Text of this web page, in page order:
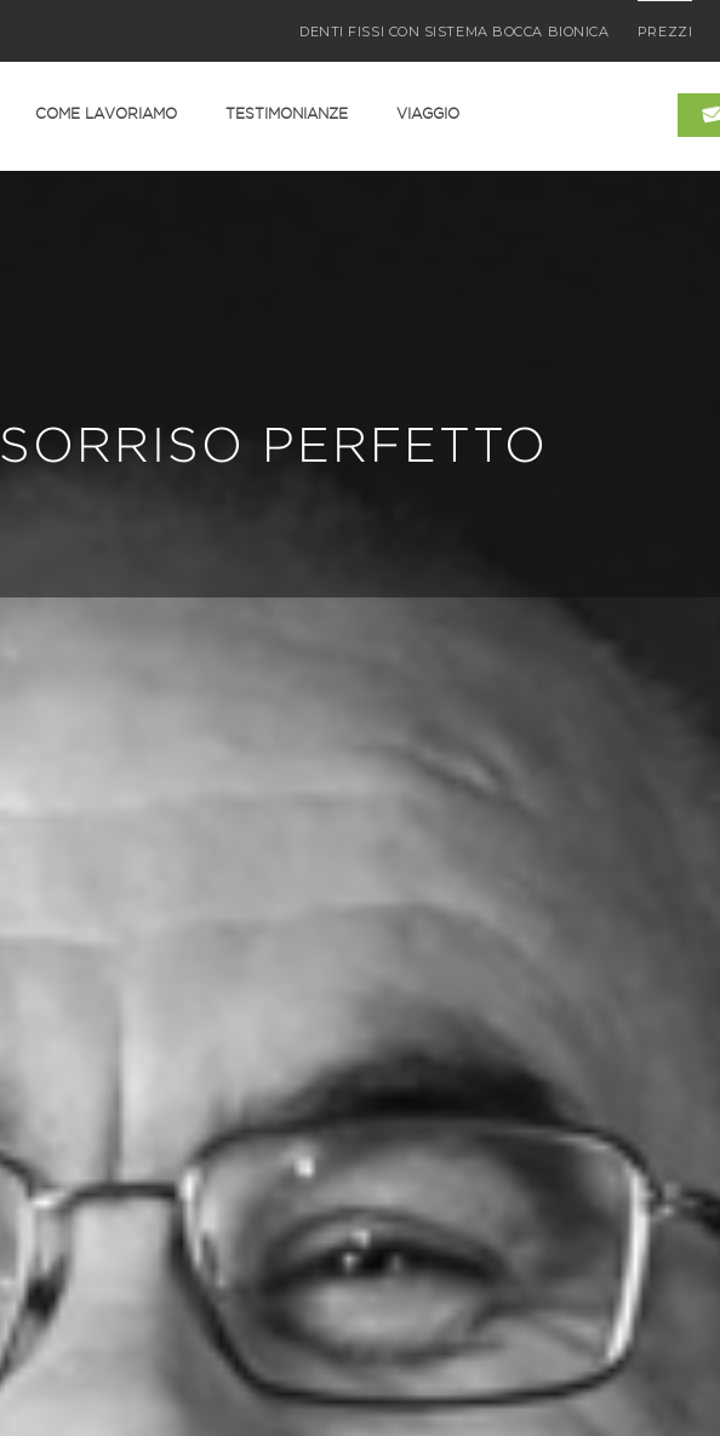
DENTI FISSI CON SISTEMA BOCCA BIONICA PREZZI
COME LAVORIAMO TESTIMONIANZE VIAGGIO
SORRISO PERFETTO